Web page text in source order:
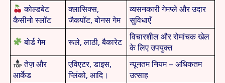
कोल्डबेट
कैसीनो स्लॉट
क्लासिक्स,
जैकपॉट, बोनस गेम
व्यसनकारी गेमप्ले और उदार
सुविधाएँ
बोर्ड गेम
रूले, लाठी, बैकारेट
विचारशील और रोमांचक खेल
के लिए उपयुक्त
तेज़ और
आर्केड
एविएटर, डाइस,
प्लिंको, आदि।
न्यूनतम नियम – अधिकतम
उत्साह